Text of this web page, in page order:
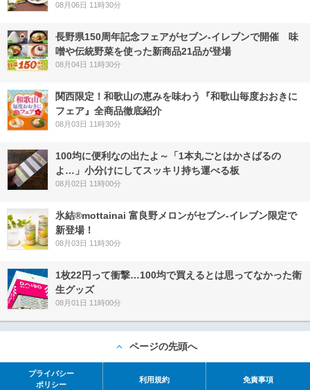
08月06日 11時30分
長野県150周年記念フェアがセブン-イレブンで開催 味
噌や伝統野菜を使った新商品21品が登場
08月04日 11時30分
関西限定！和歌山の恵みを味わう『和歌山毎度おおきに
フェア』全商品徹底紹介
08月03日 11時30分
100均に便利なの出たよ～「1本丸ごとはかさばるの
よ…」小分けにしてスッキリ持ち運べる板
08月02日 11時00分
氷結®mottainai 富良野メロンがセブン‐イレブン限定で
新登場！
08月03日 11時30分
1枚22円って衝撃…100均で買えるとは思ってなかった衛
生グッズ
08月01日 11時00分
ページの先頭へ
プライバシー
ポリシー
利用規約 免責事項